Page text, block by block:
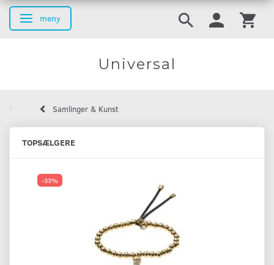
Ändra navigering
meny
Universal
Samlinger & Kunst
TOPSÆLGERE
-33%